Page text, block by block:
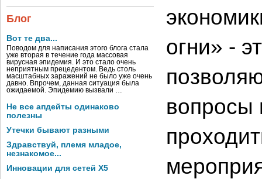
Блог
Вот те два...
Поводом для написания этого блога стала
уже вторая в течение года массовая
вирусная эпидемия. И это стало очень
неприятным прецедентом. Ведь столь
масштабных заражений не было уже очень
давно. Впрочем, данная ситуация была
ожидаемой. Эпидемию вызвали …
Не все апдейты одинаково
полезны
Утечки бывают разными
Здравствуй, племя младое,
незнакомое...
Инновации для сетей X5
огни» -
вопросы